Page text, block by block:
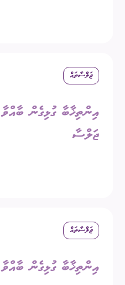
ޖަލްސާތައް
ޖަލްސާ
ޖަލްސާތައް
އިންތިޚާބާ ގުޅިގެން ބާއްވާ 505 ވަނަ ޚާއްޞަ ޖަލްސާ